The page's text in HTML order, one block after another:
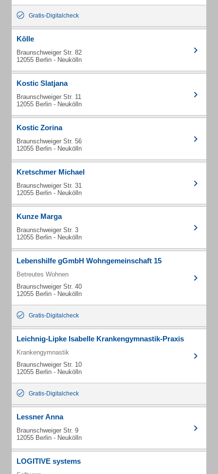
Gratis-Digitalcheck
Kölle
Braunschweiger Str. 82
12055 Berlin - Neukölln
Kostic Slatjana
Braunschweiger Str. 11
12055 Berlin - Neukölln
Kostic Zorina
Braunschweiger Str. 56
12055 Berlin - Neukölln
Kretschmer Michael
Braunschweiger Str. 31
12055 Berlin - Neukölln
Kunze Marga
Braunschweiger Str. 3
12055 Berlin - Neukölln
Lebenshilfe gGmbH Wohngemeinschaft 15
Betreutes Wohnen
Braunschweiger Str. 40
12055 Berlin - Neukölln
Gratis-Digitalcheck
Leichnig-Lipke Isabelle Krankengymnastik-Praxis
Krankengymnastik
Braunschweiger Str. 10
12055 Berlin - Neukölln
Gratis-Digitalcheck
Lessner Anna
Braunschweiger Str. 9
12055 Berlin - Neukölln
LOGITIVE systems